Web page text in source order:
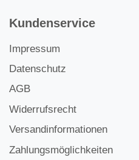
Kundenservice
Impressum
Datenschutz
AGB
Widerrufsrecht
Versandinformationen
Zahlungsmöglichkeiten